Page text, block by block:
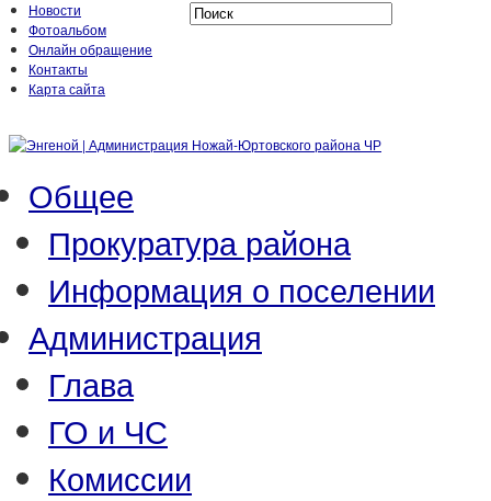
Новости
Фотоальбом
Онлайн обращение
Контакты
Карта сайта
Общее
Прокуратура района
Информация о поселении
Администрация
Глава
ГО и ЧС
Комиссии